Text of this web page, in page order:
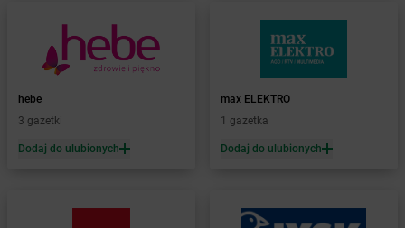
Żabka Bestwinka
Żabka Bezrzecze
Żabka
Żabka Biała
Żabka
Biała Druga
Biała Rawska
hebe
3 gazetki
Dodaj do ulubionych
max ELEKTRO
1 gazetka
Dodaj do ulubionych